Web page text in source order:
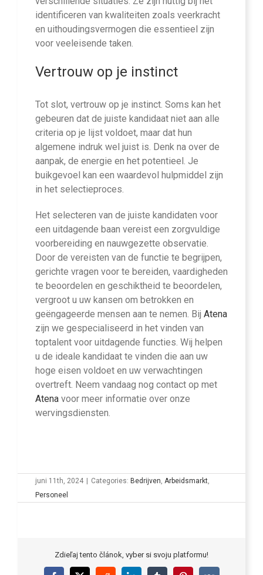
identificeren van kwaliteiten zoals veerkracht
en uithoudingsvermogen die essentieel zijn
voor veeleisende taken.
Vertrouw op je instinct
Tot slot, vertrouw op je instinct. Soms kan het
gebeuren dat de juiste kandidaat niet aan alle
criteria op je lijst voldoet, maar dat hun
algemene indruk wel juist is. Denk na over de
aanpak, de energie en het potentieel. Je
buikgevoel kan een waardevol hulpmiddel zijn
in het selectieproces.
Het selecteren van de juiste kandidaten voor
een uitdagende baan vereist een zorgvuldige
voorbereiding en nauwgezette observatie.
Door de vereisten van de functie te begrijpen,
gerichte vragen voor te bereiden, vaardigheden
te beoordelen en geschiktheid te beoordelen,
vergroot u uw kansen om betrokken en
geëngageerde mensen aan te nemen. Bij Atena
zijn we gespecialiseerd in het vinden van
toptalent voor uitdagende functies. Wij helpen
u de ideale kandidaat te vinden die aan uw
hoge eisen voldoet en uw verwachtingen
overtreft. Neem vandaag nog contact op met
Atena voor meer informatie over onze
wervingsdiensten.
juni 11th, 2024 | Categories: Bedrijven, Arbeidsmarkt,
Personeel
Zdieľaj tento článok, vyber si svoju platformu!